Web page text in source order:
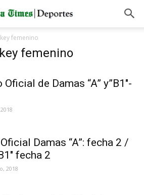
femenino
femenino
de Damas “A” y”B1″-
Damas “A”: fecha 2 /
fecha 2
2018